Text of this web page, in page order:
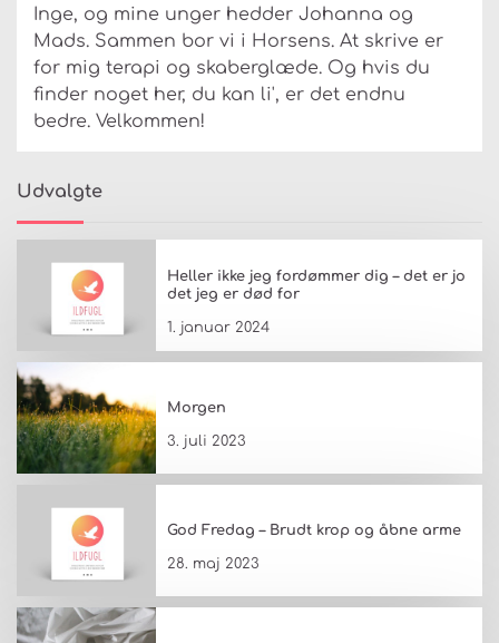
Inge, og mine unger hedder Johanna og
Mads. Sammen bor vi i Horsens. At skrive er
for mig terapi og skaberglæde. Og hvis du
finder noget her, du kan li', er det endnu
bedre. Velkommen!
Udvalgte
Heller ikke jeg fordømmer dig – det er jo
det jeg er død for
1. januar 2024
Morgen
3. juli 2023
God Fredag – Brudt krop og åbne arme
28. maj 2023